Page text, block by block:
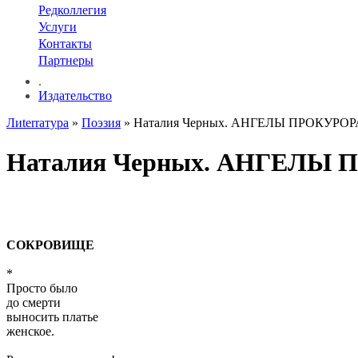
Редколлегия
Услуги
Контакты
Партнеры
.
Издательство
Лиterraтура » Поэзия » Наталия Черных. АНГЕЛЫ
Наталия Черных. АНГЕЛЫ
СОКРОВИЩЕ
*
Просто было
до смерти
выносить платье
женское.